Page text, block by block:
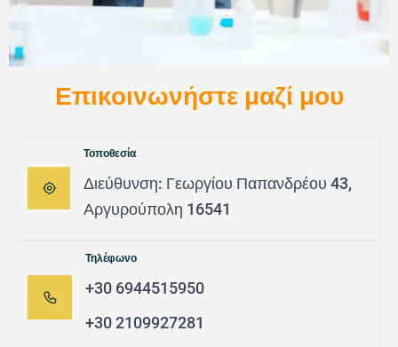
Επικοινωνήστε μαζί μου
Τοποθεσία
Διεύθυνση: Γεωργίου Παπανδρέου 43,
Αργυρούπολη 16541
Τηλέφωνο
+30 6944515950
+30 2109927281